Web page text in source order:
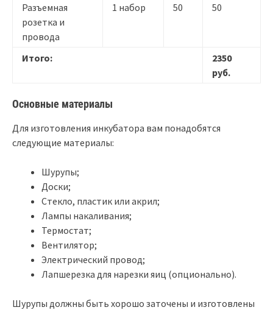
Разъемная
розетка и
провода
1 набор 50 50
Итого:
2350
руб.
Основные материалы
Для изготовления инкубатора вам понадобятся
следующие материалы:
Шурупы;
Доски;
Стекло, пластик или акрил;
Лампы накаливания;
Термостат;
Вентилятор;
Электрический провод;
Лапшерезка для нарезки яиц (опционально).
Шурупы должны быть хорошо заточены и изготовлены